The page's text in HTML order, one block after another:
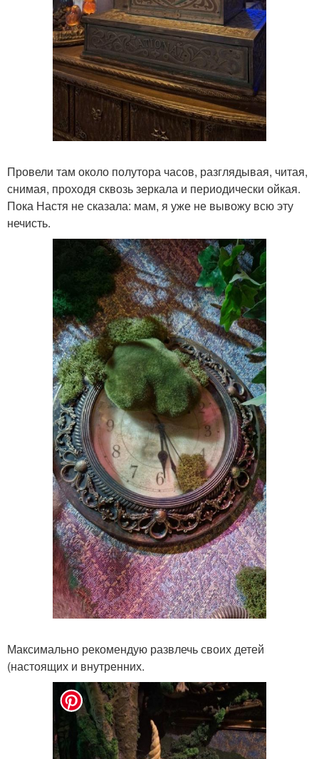
Провели там около полутора часов, разглядывая, читая,
снимая, проходя сквозь зеркала и периодически ойкая.
Пока Настя не сказала: мам, я уже не вывожу всю эту
нечисть.
Максимально рекомендую развлечь своих детей
(настоящих и внутренних.